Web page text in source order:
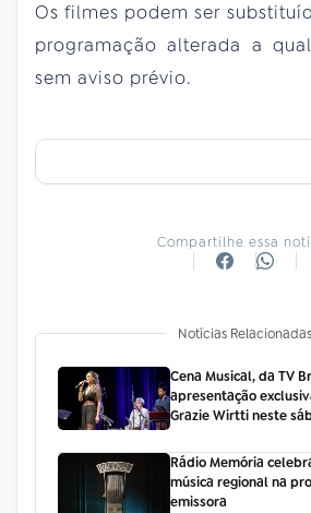
Os filmes podem ser
programação alterada a
sem aviso prévio.
Compartilhe essa
Notícias Relacionadas
Cena Musical, da TV
apresentação
Grazie Wirtti neste
Rádio Memória
música regional na
emissora